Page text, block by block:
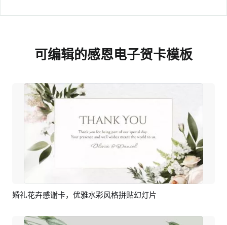
可编辑的感恩电子贺卡模板
预览 AI剪同款
婚礼花卉感谢卡，优雅水彩风格拼贴幻灯片